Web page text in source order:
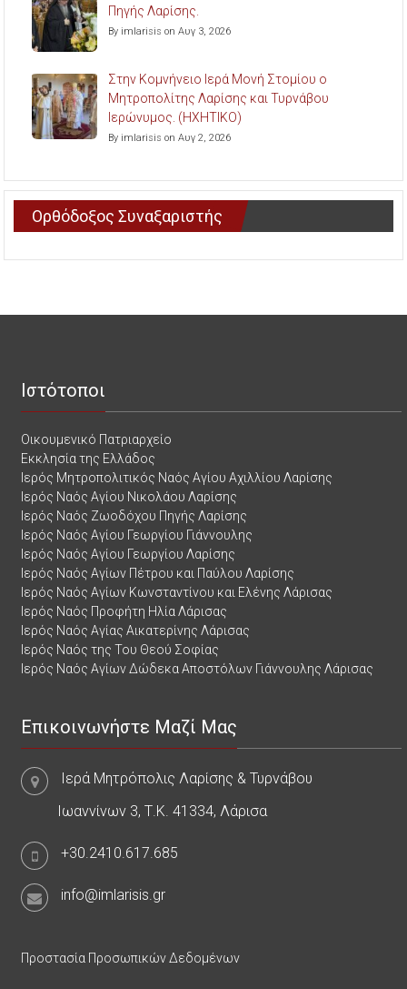
Πηγής Λαρίσης.
By imlarisis on Αυγ 3, 2026
Στην Κομνήνειο Ιερά Μονή Στομίου ο
Μητροπολίτης Λαρίσης και Τυρνάβου
Ιερώνυμος. (ΗΧΗΤΙΚΟ)
By imlarisis on Αυγ 2, 2026
Ορθόδοξος Συναξαριστής
Ιστότοποι
Οικουμενικό Πατριαρχείο
Εκκλησία της Ελλάδος
Ιερός Μητροπολιτικός Ναός Αγίου Αχιλλίου Λαρίσης
Ιερός Ναός Αγίου Νικολάου Λαρίσης
Ιερός Ναός Ζωοδόχου Πηγής Λαρίσης
Ιερός Ναός Αγίου Γεωργίου Γιάννουλης
Ιερός Ναός Αγίου Γεωργίου Λαρίσης
Ιερός Ναός Αγίων Πέτρου και Παύλου Λαρίσης
Ιερός Ναός Αγίων Κωνσταντίνου και Ελένης Λάρισας
Ιερός Ναός Προφήτη Ηλία Λάρισας
Ιερός Ναός Αγίας Αικατερίνης Λάρισας
Ιερός Ναός της Του Θεού Σοφίας
Ιερός Ναός Αγίων Δώδεκα Αποστόλων Γιάννουλης Λάρισας
Επικοινωνήστε Μαζί Μας
Ιερά Μητρόπολις Λαρίσης & Τυρνάβου
Ιωαννίνων 3, Τ.Κ. 41334, Λάρισα
+30.2410.617.685
info@imlarisis.gr
Προστασία Προσωπικών Δεδομένων